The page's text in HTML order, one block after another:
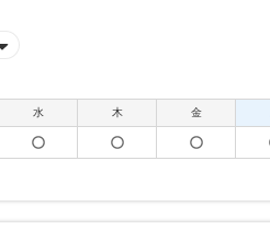
水 木 金